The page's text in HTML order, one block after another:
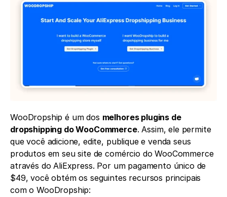
WooDropship é um dos melhores plugins de
dropshipping do WooCommerce. Assim, ele permite
que você adicione, edite, publique e venda seus
produtos em seu site de comércio do WooCommerce
através do AliExpress. Por um pagamento único de
$49, você obtém os seguintes recursos principais
com o WooDropship: